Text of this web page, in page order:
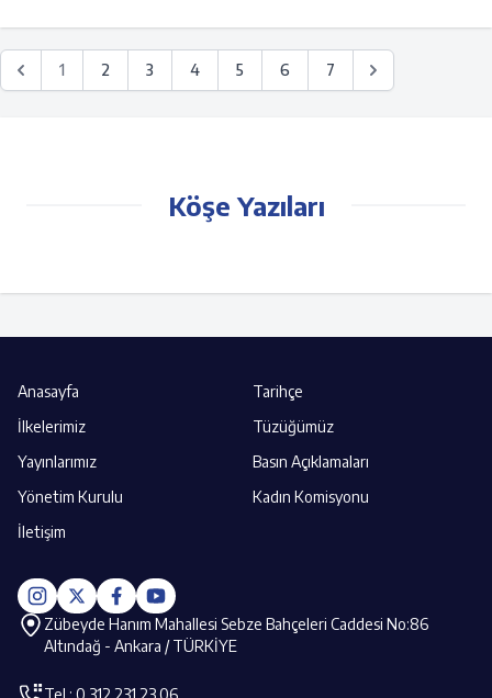
1 2 3 4 5 6 7
Köşe Yazıları
Anasayfa
Tarihçe
İlkelerimiz
Tüzüğümüz
Yayınlarımız
Basın Açıklamaları
Yönetim Kurulu
Kadın Komisyonu
İletişim
Zübeyde Hanım Mahallesi Sebze Bahçeleri Caddesi No:86
Altındağ - Ankara / TÜRKİYE
Tel : 0.312 231 23 06